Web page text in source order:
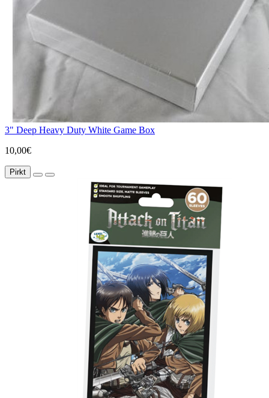
3" Deep Heavy Duty White Game Box
10,00€
Pirkt